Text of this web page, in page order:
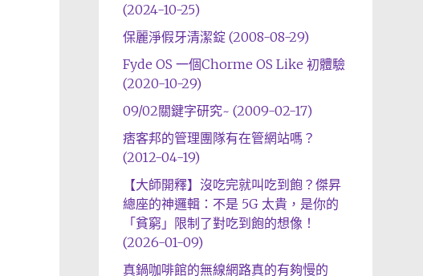
(2024-10-25)
保麗淨假牙清潔錠 (2008-08-29)
Fyde OS 一個Chorme OS Like 初體驗
(2020-10-29)
09/02關鍵字研究~ (2009-02-17)
痞客邦的管理團隊有在管網站嗎？
(2012-04-19)
【大師開釋】沒吃完就叫吃到飽？傑昇
總座的神邏輯：不是 5G 太貴，是你的
「貧窮」限制了對吃到飽的想像！
(2026-01-09)
真鍋咖啡館的無線網路真的有夠慢的